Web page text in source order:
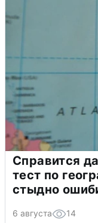
Справится
тест по
стыдно
6 августа 14